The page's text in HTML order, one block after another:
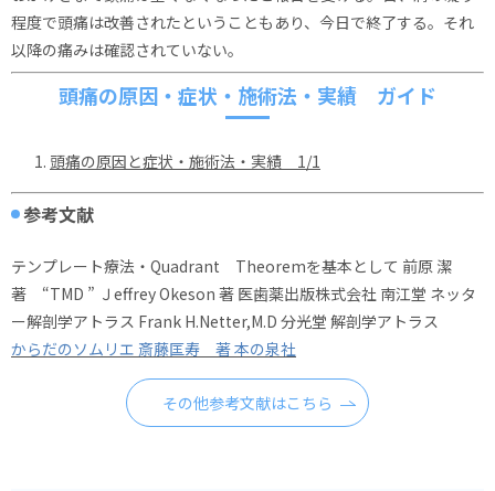
程度で頭痛は改善されたということもあり、今日で終了する。それ
以降の痛みは確認されていない。
頭痛の原因・症状・施術法・実績 ガイド
頭痛の原因と症状・施術法・実績 1/1
参考文献
テンプレート療法・Quadrant Theoremを基本として 前原 潔
著 “TMD ” Ｊeffrey Okeson 著 医歯薬出版株式会社 南江堂 ネッタ
ー解剖学アトラス Frank H.Netter,M.D 分光堂 解剖学アトラス
からだのソムリエ 斎藤匡寿 著 本の泉社
その他参考文献はこちら